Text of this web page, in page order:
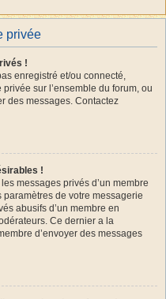
privée
!
enregistré et/ou connecté,
sur l’ensemble du forum, ou
des messages. Contactez
!
messages privés d’un membre
de votre messagerie
abusifs d’un membre en
Ce dernier a la
d’envoyer des messages